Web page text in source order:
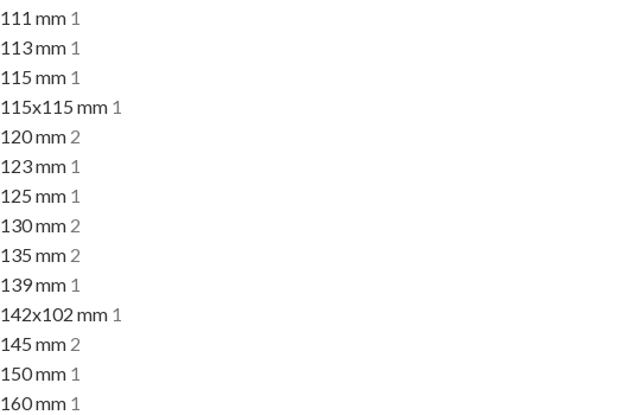
111 mm 1
113 mm 1
115 mm 1
115x115 mm 1
120 mm 2
123 mm 1
125 mm 1
130 mm 2
135 mm 2
139 mm 1
142x102 mm 1
145 mm 2
150 mm 1
160 mm 1